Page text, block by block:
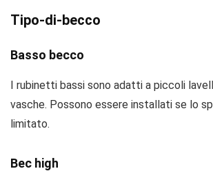
Tipo-di-becco
Basso becco
I rubinetti bassi sono adatti a piccoli
vasche. Possono essere installati se lo
limitato.
Bec high